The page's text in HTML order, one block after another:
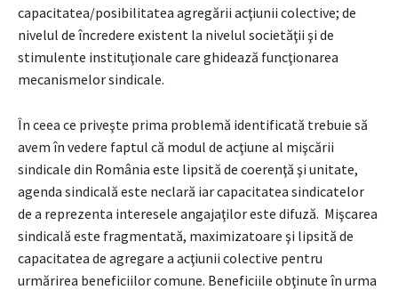
capacitatea/posibilitatea agregării acţiunii colective; de
nivelul de încredere existent la nivelul societăţii şi de
stimulente instituţionale care ghidează funcţionarea
mecanismelor sindicale.
În ceea ce priveşte prima problemă identificată trebuie să
avem în vedere faptul că modul de acţiune al mişcării
sindicale din România este lipsită de coerenţă şi unitate,
agenda sindicală este neclară iar capacitatea sindicatelor
de a reprezenta interesele angajaţilor este difuză. Mişcarea
sindicală este fragmentată, maximizatoare şi lipsită de
capacitatea de agregare a acţiunii colective pentru
urmărirea beneficiilor comune. Beneficiile obţinute în urma